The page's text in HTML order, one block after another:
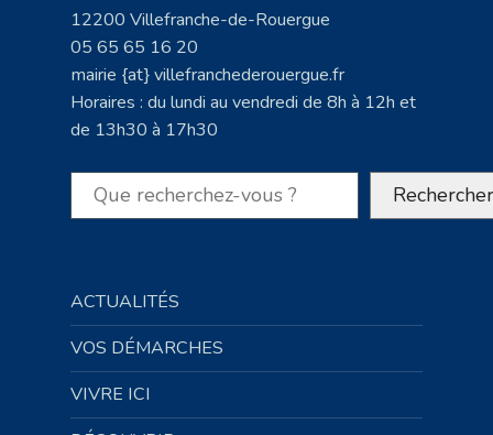
12200 Villefranche-de-Rouergue
05 65 65 16 20
mairie {at} villefranchederouergue.fr
Horaires : du lundi au vendredi de 8h à 12h et
de 13h30 à 17h30
Rechercher Rechercher
ACTUALITÉS
VOS DÉMARCHES
VIVRE ICI